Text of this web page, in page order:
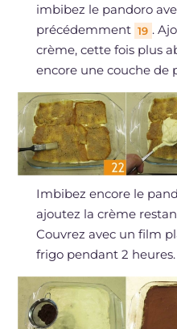
imbibez le pandoro
précédemment 19 .
crème, cette fois plus
encore une couche de
Imbibez encore le
ajoutez la crème
Couvrez avec un film
frigo pendant 2 heures.